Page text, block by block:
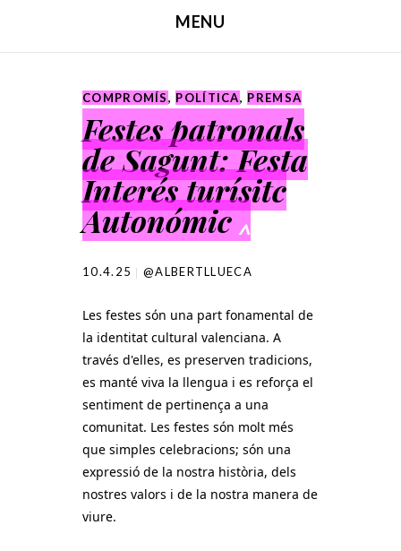
MENU
COMPROMÍS, POLÍTICA, PREMSA
Festes patronals
de Sagunt: Festa
Interés turísitc
Autonómic ^
10.4.25 @ALBERTLLUECA
Les festes són una part fonamental de
la identitat cultural valenciana. A
través d'elles, es preserven tradicions,
es manté viva la llengua i es reforça el
sentiment de pertinença a una
comunitat. Les festes són molt més
que simples celebracions; són una
expressió de la nostra història, dels
nostres valors i de la nostra manera de
viure.